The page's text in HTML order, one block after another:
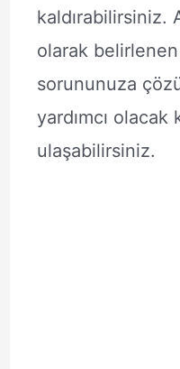
kaldırabilirsiniz.
olarak
sorununuza
yardımcı olacak
ulaşabilirsiniz.